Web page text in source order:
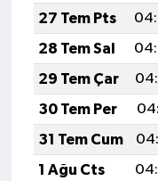
27 Tem Pts
28 Tem Sal
29 Tem Çar
30 Tem Per
31 Tem Cum
1 Ağu Cts